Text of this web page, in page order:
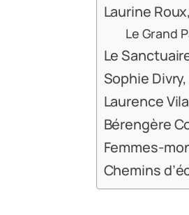
Laurine
Le Grand
Le
Sophie
Laurence
Bérengère
Femmes-
Chemins